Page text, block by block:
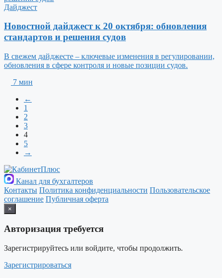
Дайджест
Новостной дайджест к 20 октября: обновления
стандартов и решения судов
В свежем дайджесте – ключевые изменения в регулировании,
обновления в сфере контроля и новые позиции судов.
7 мин
←
1
2
3
4
5
→
Канал для бухгалтеров
Контакты Политика конфиденциальности Пользовательское
соглашение Публичная оферта
×
Авторизация требуется
Зарегистрируйтесь или войдите, чтобы продолжить.
Зарегистрироваться